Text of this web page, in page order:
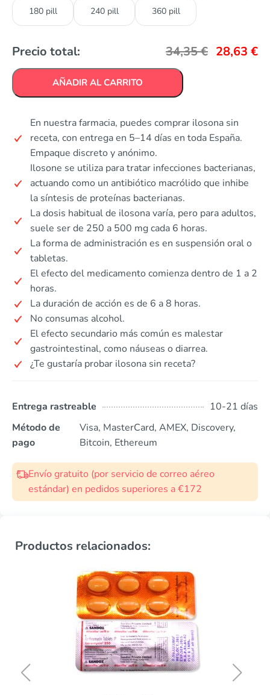
180 pill 240 pill 360 pill
Precio total: 34,35€ 28,63 €
AÑADIR AL CARRITO
En nuestra farmacia, puedes comprar ilosona sin
receta, con entrega en 5–14 días en toda España.
Empaque discreto y anónimo.
Ilosone se utiliza para tratar infecciones bacterianas,
actuando como un antibiótico macrólido que inhibe
la síntesis de proteínas bacterianas.
La dosis habitual de ilosona varía, pero para adultos,
suele ser de 250 a 500 mg cada 6 horas.
La forma de administración es en suspensión oral o
tabletas.
El efecto del medicamento comienza dentro de 1 a 2
horas.
La duración de acción es de 6 a 8 horas.
No consumas alcohol.
El efecto secundario más común es malestar
gastrointestinal, como náuseas o diarrea.
¿Te gustaría probar ilosona sin receta?
Entrega rastreable
10-21 días
Método de
pago
Visa, MasterCard, AMEX, Discovery,
Bitcoin, Ethereum
Envío gratuito (por servicio de correo aéreo
estándar) en pedidos superiores a €172
Productos relacionados: